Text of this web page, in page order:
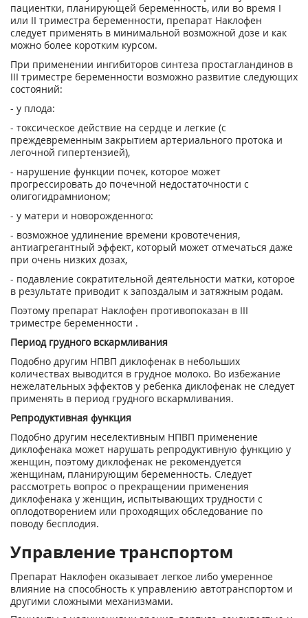
пациентки, планирующей беременность, или во время I
или II триместра беременности, препарат Наклофен
следует применять в минимальной возможной дозе и как
можно более коротким курсом.
При применении ингибиторов синтеза простагландинов в
III триместре беременности возможно развитие следующих
состояний:
- у плода:
- токсическое действие на сердце и легкие (с
преждевременным закрытием артериального протока и
легочной гипертензией),
- нарушение функции почек, которое может
прогрессировать до почечной недостаточности с
олигогидрамнионом;
- у матери и новорожденного:
- возможное удлинение времени кровотечения,
антиагрегантный эффект, который может отмечаться даже
при очень низких дозах,
- подавление сократительной деятельности матки, которое
в результате приводит к запоздалым и затяжным родам.
Поэтому препарат Наклофен противопоказан в III
триместре беременности .
Период грудного вскармливания
Подобно другим НПВП диклофенак в небольших
количествах выводится в грудное молоко. Во избежание
нежелательных эффектов у ребенка диклофенак не следует
применять в период грудного вскармливания.
Репродуктивная функция
Подобно другим неселективным НПВП применение
диклофенака может нарушать репродуктивную функцию у
женщин, поэтому диклофенак не рекомендуется
женщинам, планирующим беременность. Следует
рассмотреть вопрос о прекращении применения
диклофенака у женщин, испытывающих трудности с
оплодотворением или проходящих обследование по
поводу бесплодия.
Управление транспортом
Препарат Наклофен оказывает легкое либо умеренное
влияние на способность к управлению автотранспортом и
другими сложными механизмами.